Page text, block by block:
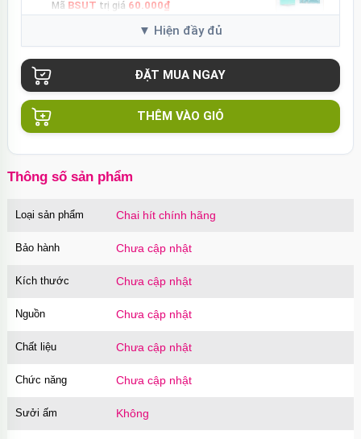
Mã BSUT trị giá 60.000₫
Bao cao su Sure Dongkuk Dotted 10 chiếc gai
nổi kích thích
Mã 60.000₫
Ốp lưng MagSafe iPhone 16 Pro Clear Case
trong suốt
Ốp lưng MagSafe iPhone 16 Pro Max Clear
MãOPC16MXtrị giá70.000₫
70.000₫
chống sốc
giản
THÊM VÀO GIỎ
Thông số sản phẩm
Loại sản phẩm Chai hít chính hãng
Bảo hành Chưa cập nhật
Kích thước Chưa cập nhật
Nguồn Chưa cập nhật
Chất liệu Chưa cập nhật
Chức năng Chưa cập nhật
Sưởi ấm Không